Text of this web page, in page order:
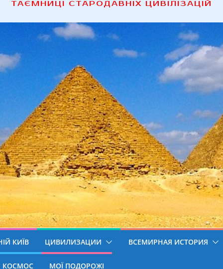
ТАЄМНИЦІ СТАРОДАВНІХ ЦИВІЛІЗАЦІЙ
КИЇВ ЦИВИЛИЗАЦИИ ВСЕМИРНАЯ ИСТОРИЯ
КОСМОС МОЇ ПОДОРОЖІ